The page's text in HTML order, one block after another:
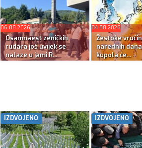
06.08.2026
Osamnaest zeničkih
rudara još uvijek se
nalaze u jami R...
04.08.2026
Žestoke
narednih
kupola će...
IZDVOJENO IZDVOJENO